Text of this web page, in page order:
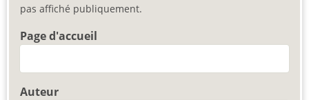
pas affiché publiquement.
Page d'accueil
Auteur